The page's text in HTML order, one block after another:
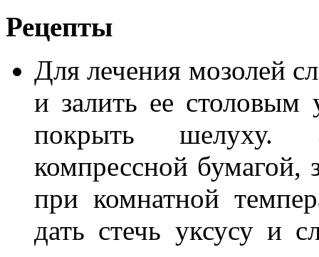
Рецепты
Для лечения мозолей
и залить ее столовым
покрыть шелуху.
компрессной бумагой,
при комнатной
дать стечь уксусу и